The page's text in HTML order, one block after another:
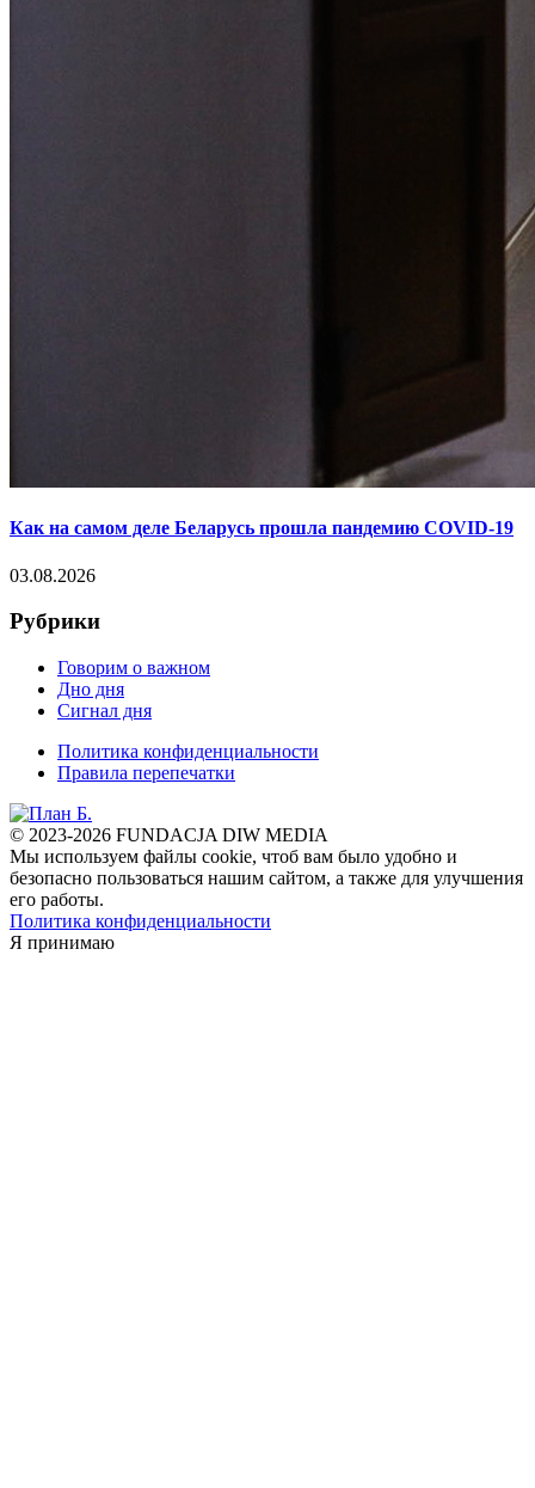
Как на самом деле Беларусь прошла пандемию COVID-19
03.08.2026
Рубрики
Говорим о важном
Дно дня
Сигнал дня
Политика конфиденциальности
Правила перепечатки
© 2023-2026 FUNDACJA DIW MEDIA
Мы используем файлы cookie, чтоб вам было удобно и
безопасно пользоваться нашим сайтом, а также для улучшения
его работы.
Политика конфиденциальности
Я принимаю